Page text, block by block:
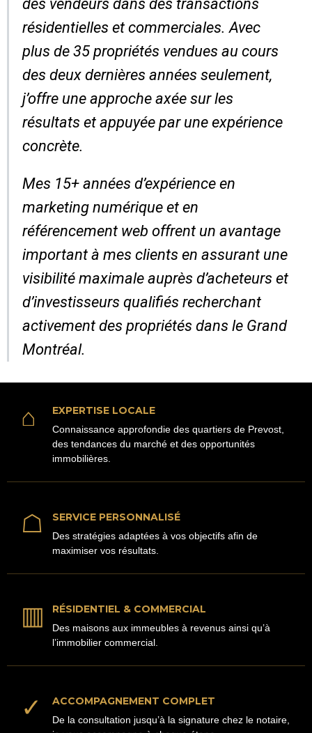
des vendeurs dans des transactions
résidentielles et commerciales. Avec
plus de 35 propriétés vendues au cours
des deux dernières années seulement,
j’offre une approche axée sur les
résultats et appuyée par une expérience
concrète.
Mes 15+ années d’expérience en
marketing numérique et en
référencement web offrent un avantage
important à mes clients en assurant une
visibilité maximale auprès d’acheteurs et
d’investisseurs qualifiés recherchant
activement des propriétés dans le Grand
Montréal.
⌂ EXPERTISE LOCALE
Connaissance approfondie des quartiers de Prevost,
des tendances du marché et des opportunités
immobilières.
☖ SERVICE PERSONNALISÉ
Des stratégies adaptées à vos objectifs afin de
maximiser vos résultats.
▥ RÉSIDENTIEL & COMMERCIAL
Des maisons aux immeubles à revenus ainsi qu’à
l’immobilier commercial.
✓ ACCOMPAGNEMENT COMPLET
De la consultation jusqu’à la signature chez le notaire,